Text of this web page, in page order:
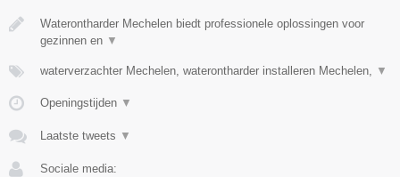
Waterontharder Mechelen biedt professionele oplossingen voor
gezinnen en ▼
waterverzachter Mechelen, waterontharder installeren Mechelen, ▼
Openingstijden ▼
Laatste tweets ▼
Sociale media: